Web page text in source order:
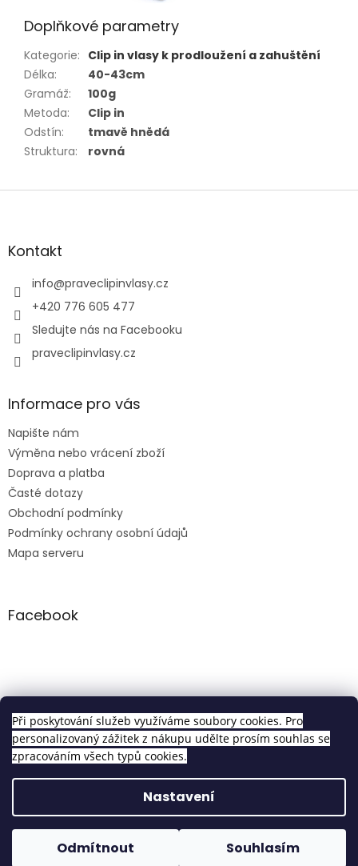
Při poskytování služeb využíváme soubory cookies. Pro
personalizovaný zážitek z nákupu udělte prosím souhlas se
zpracováním všech typů cookies.
Nastavení
Odmítnout Souhlasím
Doplňkové parametry
Kategorie: Clip in vlasy k prodloužení a zahuštění
Délka:
40-43cm
Gramáž:
100g
Metoda:
Clip in
Odstín:
tmavě hnědá
Struktura: rovná
Z
aKontakt
info@praveclipinvlasy.cz
+420 776 605 477
Sledujte nás na Facebooku
praveclipinvlasy.cz
Informace pro vás
Napište nám
Výměna nebo vrácení zboží
Doprava a platba
Časté dotazy
Obchodní podmínky
Podmínky ochrany osobní údajů
Mapa serveru
Facebook
Clip in sety
Vytvořil Shoptet
Copyright 2026Pravé Clip In Vlasy. Všechna práva
vyhrazena.
Upravit nastavení cookies